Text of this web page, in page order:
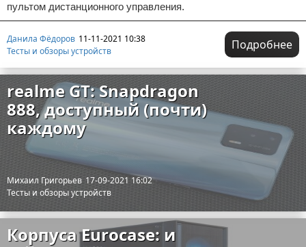
пультом дистанционного управления.
Данила Фёдоров 11-11-2021 10:38
Тесты и обзоры устройств
Подробнее
realme GT: Snapdragon
888, доступный (почти)
каждому
Михаил Григорьев 17-09-2021 16:02
Тесты и обзоры устройств
Корпуса Eurocase: и